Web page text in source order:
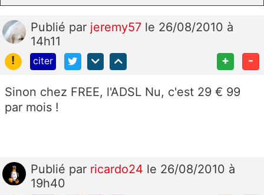
Publié par jeremy57 le 26/08/2010 à
14h11
!
citer + -
Sinon chez FREE, l'ADSL Nu, c'est 29 € 99
par mois !
Publié par ricardo24 le 26/08/2010 à
19h40